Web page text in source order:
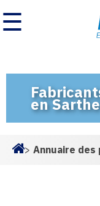
☰
en Sarthe
> Annuaire